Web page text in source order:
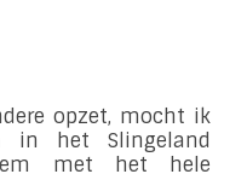
opzet, mocht ik
in het Slingeland
met het hele